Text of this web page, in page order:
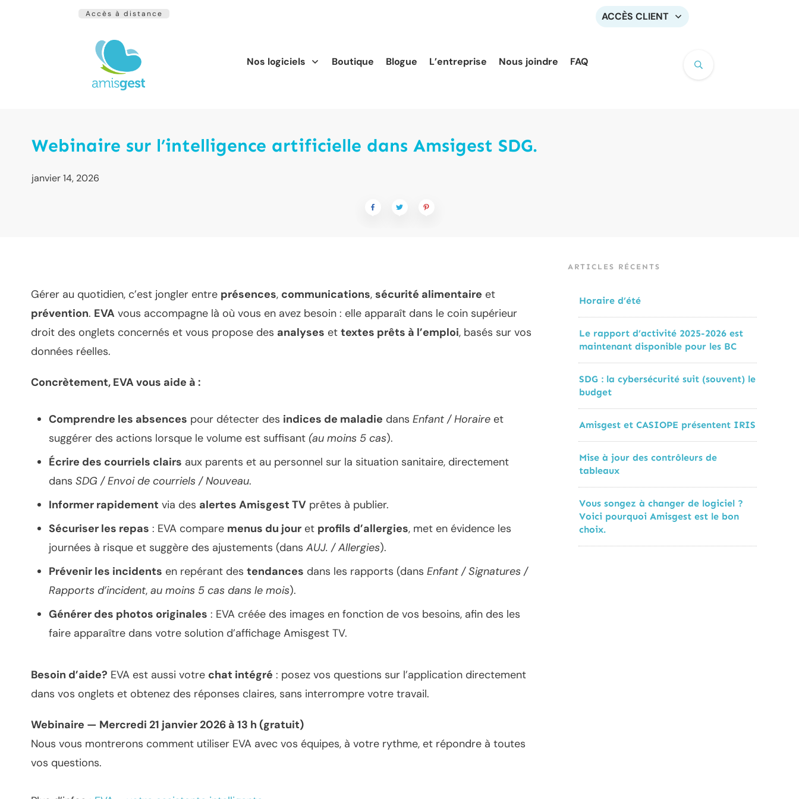
Accès à distance ACCÈS CLIENT
Nos logiciels Boutique Blogue L’entreprise Nous joindre FAQ
Webinaire sur l’intelligence artificielle dans Amsigest SDG.
janvier 14, 2026
Gérer au quotidien, c’est jongler entre présences, communications, sécurité alimentaire et
prévention. EVA vous accompagne là où vous en avez besoin : elle apparaît dans le coin supérieur
droit des onglets concernés et vous propose des analyses et textes prêts à l’emploi, basés sur vos
données réelles.
Concrètement, EVA vous aide à :
Comprendre les absences pour détecter des indices de maladie dans Enfant / Horaire et
suggérer des actions lorsque le volume est suffisant (au moins 5 cas).
Écrire des courriels clairs aux parents et au personnel sur la situation sanitaire, directement
dans SDG / Envoi de courriels / Nouveau.
Informer rapidement via des alertes Amisgest TV prêtes à publier.
Sécuriser les repas : EVA compare menus du jour et profils d’allergies, met en évidence les
journées à risque et suggère des ajustements (dans AUJ. / Allergies).
Prévenir les incidents en repérant des tendances dans les rapports (dans Enfant / Signatures /
Rapports d’incident, au moins 5 cas dans le mois).
Générer des photos originales : EVA créée des images en fonction de vos besoins, afin des les
faire apparaître dans votre solution d’affichage Amisgest TV.
Besoin d’aide? EVA est aussi votre chat intégré : posez vos questions sur l’application directement
dans vos onglets et obtenez des réponses claires, sans interrompre votre travail.
Webinaire — Mercredi 21 janvier 2026 à 13 h (gratuit)
Nous vous montrerons comment utiliser EVA avec vos équipes, à votre rythme, et répondre à toutes
vos questions.
ARTICLES RÉCENTS
Horaire d’été
Le rapport d’activité 2025-2026 est
maintenant disponible pour les BC
SDG : la cybersécurité suit (souvent) le
budget
Amisgest et CASIOPE présentent IRIS
Mise à jour des contrôleurs de
tableaux
Vous songez à changer de logiciel ?
Voici pourquoi Amisgest est le bon
choix.